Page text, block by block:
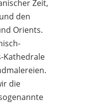
Zeit,
den
Orients.
Kathedrale
die